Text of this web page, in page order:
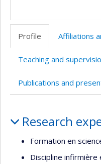
Profile Affiliations
Teaching and
Publications and
Research
Formation en
Discipline